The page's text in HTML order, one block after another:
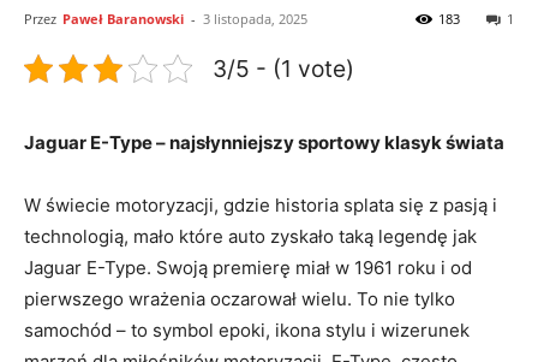
Przez Paweł Baranowski - 3 listopada, 2025 1
183
3/5 - (1 vote)
Jaguar E-Type – najsłynniejszy sportowy klasyk‌ świata
W świecie ⁣motoryzacji, gdzie historia splata się‍ z pasją i
technologią, ⁢mało⁣ które ‍auto ‍zyskało⁤ taką‍ legendę jak
Jaguar E-Type. Swoją ⁢premierę miał‍ w⁢ 1961 roku ​i od
pierwszego wrażenia oczarował wielu. To​ nie tylko⁢
samochód ​– to symbol epoki, ikona⁤ stylu‍ i ‍wizerunek⁤